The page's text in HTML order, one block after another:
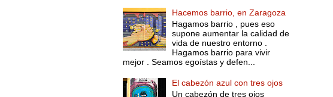
Hacemos barrio, en Zaragoza
Hagamos barrio , pues eso
supone aumentar la calidad de
vida de nuestro entorno .
Hagamos barrio para vivir
mejor . Seamos egoístas y defen...
El cabezón azul con tres ojos
Un cabezón de tres ojos